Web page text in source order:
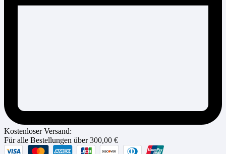
Kostenloser Versand:
Für alle Bestellungen über300,00 €